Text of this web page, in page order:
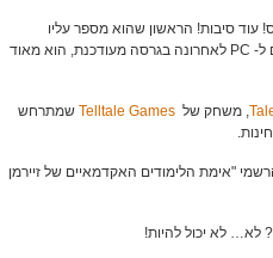
עוד סיבות! הראשון שהוא מספר עליו
שיצא ב- 2009 ושוחרר בחינם ל- PC לאחרונה בגרסה מעודכנת, הוא מאוד
, משחק של Telltale Games שמתרחש
"אימת הלימודים האקדמאיים של זיירמן
? לא… לא יכול להיות!